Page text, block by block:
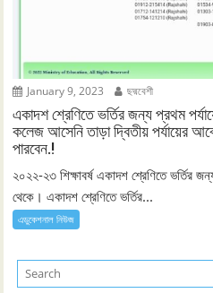
January 9, 2023 ছদ্মবেশী
একাদশ শ্রেণিতে ভর্তির জন্য প্রথম
কলেজ আসেনি তাড়া দ্বিতীয় পর্যায়ের
পারবেন.!
২০২২-২৩ শিক্ষাবর্ষ একাদশ শ্রেণিতে
থেকে। একাদশ শ্রেণিতে ভর্তির...
এডুকেশনাল নিউজ